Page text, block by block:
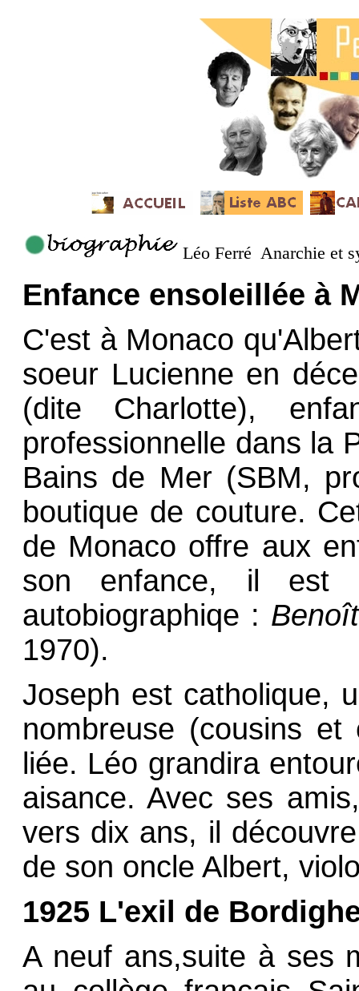
Léo Ferré Anarchie et
Enfance ensoleillée à
C'est à Monaco
soeur Lucienne en
(dite Charlotte),
professionnelle dans la
Bains de Mer (SBM,
boutique de couture.
de Monaco offre aux
son enfance, il est
autobiographiqe :
1970).
Joseph est catholique,
nombreuse (cousins
liée. Léo grandira
aisance. Avec ses
vers dix ans, il
de son oncle Albert,
1925 L'exil de
A neuf ans,suite à ses